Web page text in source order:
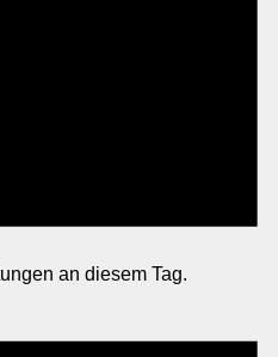
an diesem Tag.